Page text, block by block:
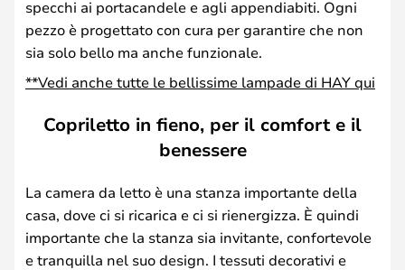
specchi ai portacandele e agli appendiabiti. Ogni
pezzo è progettato con cura per garantire che non
sia solo bello ma anche funzionale.
**Vedi anche tutte le bellissime lampade di HAY qui
Copriletto in fieno, per il comfort e il
benessere
La camera da letto è una stanza importante della
casa, dove ci si ricarica e ci si rienergizza. È quindi
importante che la stanza sia invitante, confortevole
e tranquilla nel suo design. I tessuti decorativi e